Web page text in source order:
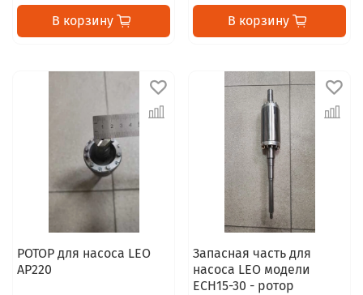
В корзину В корзину
РОТОР для насоса LEO
AP220
Запасная часть для
насоса LEO модели
ECH15-30 - ротор